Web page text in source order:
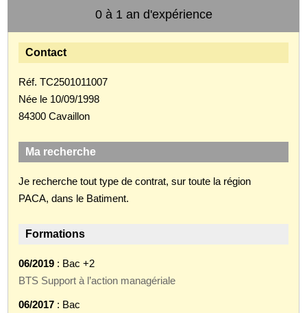
0 à 1 an d'expérience
Contact
Réf. TC2501011007
Née le 10/09/1998
84300 Cavaillon
Ma recherche
Je recherche tout type de contrat, sur toute la région
PACA, dans le Batiment.
Formations
06/2019 : Bac +2
BTS Support à l’action managériale
06/2017 : Bac